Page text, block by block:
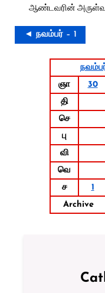
ஆண்டவரின்
◄ நவம்பர் – 1
ஞா
30
தி
செ
பு
வி
வெ
ச
1
Archive